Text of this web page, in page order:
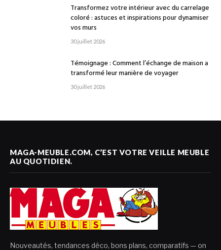
Transformez votre intérieur avec du carrelage
coloré : astuces et inspirations pour dynamiser
vos murs
30 juillet 2026
Témoignage : Comment l’échange de maison a
transformé leur manière de voyager
30 juillet 2026
MAGA-MEUBLE.COM, C’EST VOTRE VEILLE MEUBLE
AU QUOTIDIEN.
Nouveautés, tendances déco, bons plans, comparatifs — on